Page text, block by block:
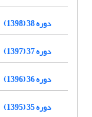
دوره 38 (1398)
دوره 37 (1397)
دوره 36 (1396)
دوره 35 (1395)